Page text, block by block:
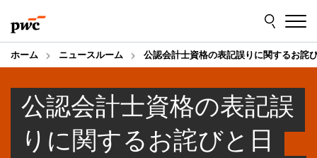
to
content
to
footer
ホーム ニュースルーム 公認会計士資格の表記誤りに関するお詫
公認会計士資格の表記誤
りに関するお詫びと日